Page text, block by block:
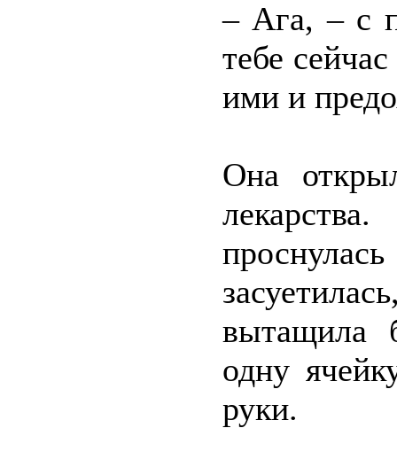
– Ага, – с
тебе
ими и
Она
вытащила
одну
руки.